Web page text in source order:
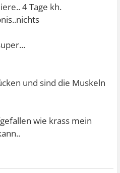
4 Tage kh.
und sind die Muskeln
wie krass mein